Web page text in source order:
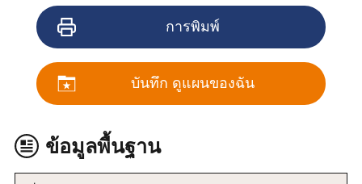
การพิมพ์
บันทึก ดูแผนของฉัน
ข้อมูลพื้นฐาน